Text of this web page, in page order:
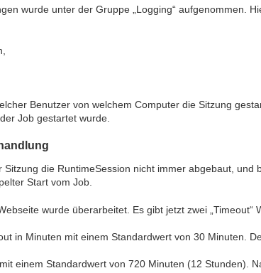
wurde unter der Gruppe „Logging“ aufgenommen.
Benutzer von welchem Computer die Sitzung
Job gestartet wurde.
die RuntimeSession nicht immer abgebaut, und
Start vom Job.
wurde überarbeitet. Es gibt jetzt zwei „Timeout“
in Minuten mit einem Standardwert von 30 Minuten.
einem Standardwert von 720 Minuten (12 Stunden).